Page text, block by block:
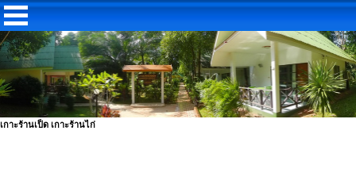
เกาะร้านเป็ด เกาะร้านไก่